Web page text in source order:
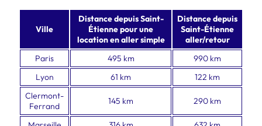
Ville
Distance depuis Saint-
Étienne pour une
location en aller simple
Distance depuis
Saint-Étienne
aller/retour
Paris
495 km
990 km
Lyon
61 km
122 km
Clermont-
Ferrand
145 km 290 km